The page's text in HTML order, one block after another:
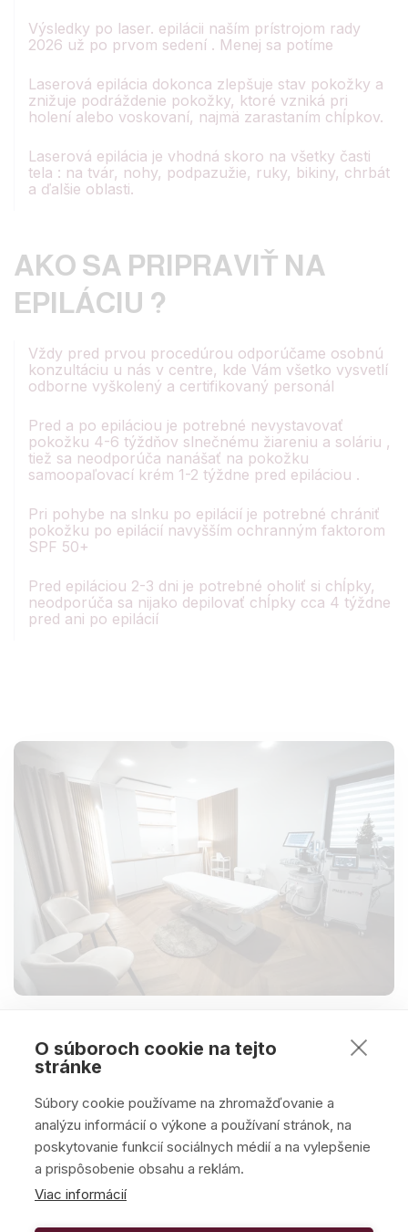
Výsledky po laser. epilácii naším prístrojom rady
2026 už po prvom sedení . Menej sa potíme
Laserová epilácia dokonca zlepšuje stav pokožky a
znižuje podráždenie pokožky, ktoré vzniká pri
holení alebo voskovaní, najmä zarastaním chĺpkov.
Laserová epilácia je vhodná skoro na všetky časti
tela : na tvár, nohy, podpazužie, ruky, bikiny, chrbát
a ďalšie oblasti.
AKO SA PRIPRAVIŤ NA
EPILÁCIU ?
Vždy pred prvou procedúrou odporúčame osobnú
konzultáciu u nás v centre, kde Vám všetko vysvetlí
odborne vyškolený a certifikovaný personál
Pred a po epiláciou je potrebné nevystavovať
pokožku 4-6 týždňov slnečnému žiareniu a soláriu ,
tiež sa neodporúča nanášať na pokožku
samoopaľovací krém 1-2 týždne pred epiláciou .
Pri pohybe na slnku po epilácií je potrebné chrániť
pokožku po epilácií navyšším ochranným faktorom
SPF 50+
Pred epiláciou 2-3 dni je potrebné oholiť si chĺpky,
neodporúča sa nijako depilovať chĺpky cca 4 týždne
pred ani po epilácií
Všetky práva vyhradené, ARM Body Centrum 2025
O súboroch cookie na tejto
stránke
Súbory cookie používame na zhromažďovanie a
analýzu informácií o výkone a používaní stránok, na
poskytovanie funkcií sociálnych médií a na vylepšenie
a prispôsobenie obsahu a reklám.
Viac informácií